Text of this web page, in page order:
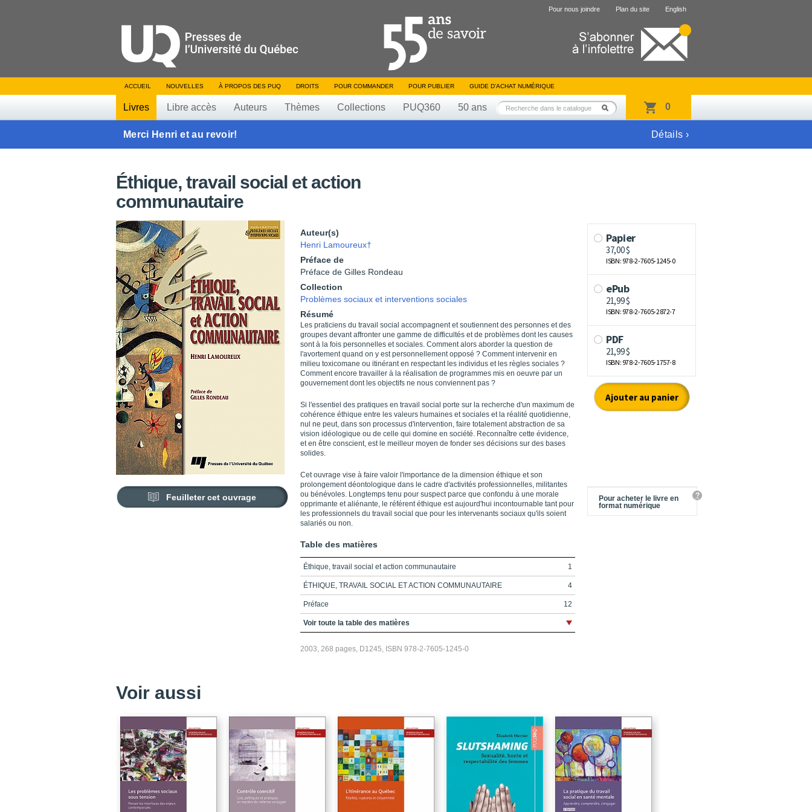
Pour nous joindre Plan du site English
ACCUEIL NOUVELLES À PROPOS DES PUQ DROITS POUR COMMANDER POUR PUBLIER GUIDE D’ACHAT NUMÉRIQUE
Livres Libre accès Auteurs Thèmes Collections PUQ360 50 ans 0
Merci Henri et au revoir! Détails ›
Éthique, travail social et action
communautaire
Feuilleter cet ouvrage
Auteur(s)
Henri Lamoureux†
Préface de
Préface de Gilles Rondeau
Collection
Problèmes sociaux et interventions sociales
Résumé
Les praticiens du travail social accompagnent et soutiennent des personnes et des
groupes devant affronter une gamme de difficultés et de problèmes dont les causes
sont à la fois personnelles et sociales. Comment alors aborder la question de
l'avortement quand on y est personnellement opposé ? Comment intervenir en
milieu toxicomane ou itinérant en respectant les individus et les règles sociales ?
Comment encore travailler à la réalisation de programmes mis en oeuvre par un
gouvernement dont les objectifs ne nous conviennent pas ?
Si l'essentiel des pratiques en travail social porte sur la recherche d'un maximum de
cohérence éthique entre les valeurs humaines et sociales et la réalité quotidienne,
nul ne peut, dans son processus d'intervention, faire totalement abstraction de sa
vision idéologique ou de celle qui domine en société. Reconnaître cette évidence,
et en être conscient, est le meilleur moyen de fonder ses décisions sur des bases
solides.
Cet ouvrage vise à faire valoir l'importance de la dimension éthique et son
prolongement déontologique dans le cadre d'activités professionnelles, militantes
ou bénévoles. Longtemps tenu pour suspect parce que confondu à une morale
opprimante et aliénante, le référent éthique est aujourd'hui incontournable tant pour
les professionnels du travail social que pour les intervenants sociaux qu'ils soient
salariés ou non.
Table des matières
Éthique, travail social et action communautaire 1
ÉTHIQUE, TRAVAIL SOCIAL ET ACTION COMMUNAUTAIRE 4
Préface 12
Remerciements 18
Chapitre 3_L'éthique de l'action communautaire 142
Chapitre 4_L'éthique de la recherche sociale 200
Chapitre 5_Les droits et libertés de la personne 220
Conclusion 250
254
258
Voir toute la table des matières
2003, 268 pages, D1245, ISBN 978-2-7605-1245-0
Pour acheter le livre en
format numérique
?
Voir aussi